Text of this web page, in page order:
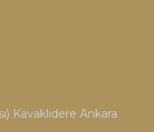
Kavaklıdere Ankara